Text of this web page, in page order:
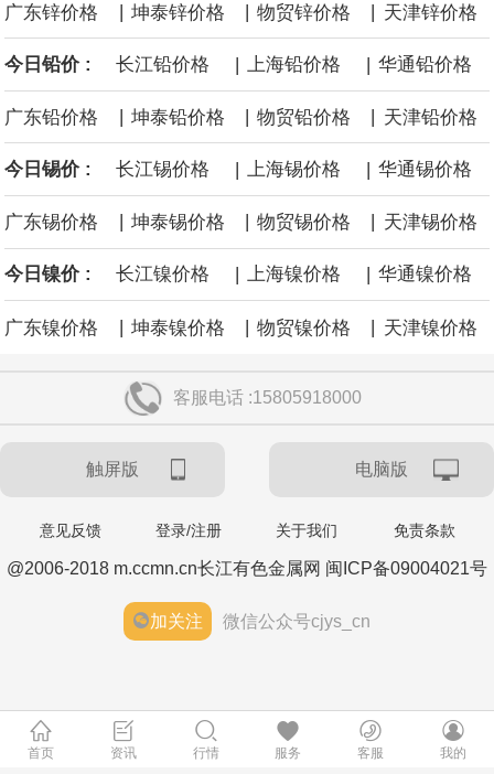
景的线索。StoneX高级分析师马特·辛普森表示，中东和平前景改善
海力士：龙仁工厂将生产高带宽内存（HBM）及其他下一代动态随
机存取存储器（DRAM）。
广东锌价格 | 坤泰锌价格 | 物贸锌价格 | 天津锌价格
今日铅价 : 长江铅价格 | 上海铅价格 | 华通铅价格
广东铅价格 坤泰铅价格 物贸铅价格 天津铅价格
今日锡价 : 长江锡价格 | 上海锡价格 | 华通锡价格
广东锡价格 坤泰锡价格 物贸锡价格 天津锡价格
今日镍价 : 长江镍价格 | 上海镍价格 | 华通镍价格
广东镍价格 | 坤泰镍价格 | 物贸镍价格 | 天津镍价格
客服电话 :15805918000
触屏版 电脑版
意见反馈 登录/注册 关于我们 免责条款
@2006-2018 m.ccmn.cn长江有色金属网 闽ICP备09004021号
加关注 微信公众号cjys_cn
首页 资讯 行情 服务 客服 我的